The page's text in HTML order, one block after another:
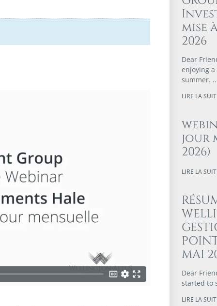
mise
2026
Dear
enjoying
summer.
LIRE LA
jour
2026)
LIRE LA
MAI
Dear
started to
LIRE LA